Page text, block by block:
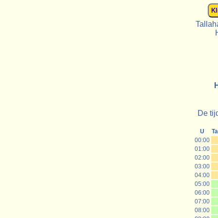
De
U
00:00
01:00
02:00
03:00
04:00
05:00
06:00
07:00
08:00